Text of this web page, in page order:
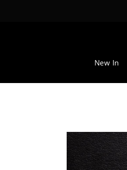
New In